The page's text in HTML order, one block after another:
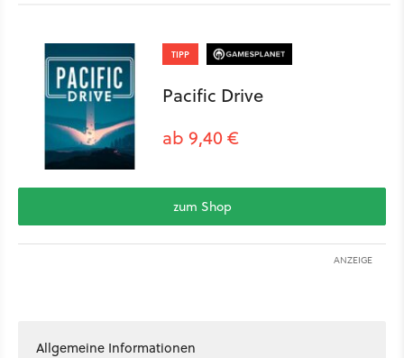
TIPP
Pacific Drive
ab 9,40 €
zum Shop
ANZEIGE
Allgemeine Informationen